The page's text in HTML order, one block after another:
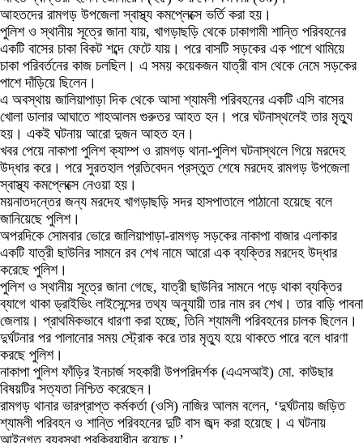
আহতদের রামগড় উপজেলা স্বাস্থ্য কমপ্লেক্সে ভর্তি করা হয়।
পুলিশ ও স্থানীয় সূত্রে জানা যায়, খাগড়াছড়ি থেকে ঢাকাগামী শান্তি পরিবহনের
একটি বাসের চাকা বিকট শব্দে ফেটে যায়। পরে বাসটি সড়কের এক পাশে থামিয়ে
চাকা পরিবর্তনের কাজ চলছিল। এ সময় কয়েকজন যাত্রী বাস থেকে নেমে সড়কের
পাশে দাঁড়িয়ে ছিলেন।
এ অবস্থায় জালিয়াপাড়া দিক থেকে আসা শ্যামলী পরিবহনের একটি এসি বাসের
খোলা ডালার আঘাতে শাহআলম গুরুতর আহত হন। পরে ঘটনাস্থলেই তার মৃত্যু
হয়। একই ঘটনায় আরো দুজন আহত হন।
খবর পেয়ে নাকাপা পুলিশ ক্যাম্প ও রামগড় থানা-পুলিশ ঘটনাস্থলে গিয়ে মরদেহ
উদ্ধার করে। পরে সুরতহাল প্রতিবেদন প্রস্তুত শেষে মরদেহ রামগড় উপজেলা
স্বাস্থ্য কমপ্লেক্সে নেওয়া হয়।
ময়নাতদন্তের জন্য মরদেহ খাগড়াছড়ি সদর হাসপাতালে পাঠানো হয়েছে বলে
জানিয়েছে পুলিশ।
অপরদিকে সোমবার ভোরে জালিয়াপাড়া-রামগড় সড়কের নাকাপা বাজার এলাকার
একটি যাত্রী ছাউনির সামনে রব শেখ নামে আরো এক ব্যক্তির মরদেহ উদ্ধার
করেছে পুলিশ।
পুলিশ ও স্থানীয় সূত্রে জানা গেছে, যাত্রী ছাউনির সামনে পড়ে থাকা ব্যক্তির
ব্যাগে থাকা ড্রাইভিং লাইসেন্সের তথ্য অনুযায়ী তার নাম রব শেখ। তার বাড়ি পাবনা
জেলায়। প্রাথমিকভাবে ধারণা করা হচ্ছে, তিনি শ্যামলী পরিবহনের চালক ছিলেন।
দুর্ঘটনার পর পালানোর সময় স্ট্রোক করে তার মৃত্যু হয়ে থাকতে পারে বলে ধারণা
করছে পুলিশ।
নাকাপা পুলিশ ফাঁড়ির ইনচার্জ সহকারী উপপরিদর্শক (এএসআই) মো. কাউছার
বিষয়টির সত্যতা নিশ্চিত করেছেন।
রামগড় থানার ভারপ্রাপ্ত কর্মকর্তা (ওসি) নাজির আলম বলেন, ‘দুর্ঘটনায় জড়িত
শ্যামলী পরিবহন ও শান্তি পরিবহনের দুটি বাস জব্দ করা হয়েছে। এ ঘটনায়
আইনগত ব্যবস্থা প্রক্রিয়াধীন রয়েছে।’